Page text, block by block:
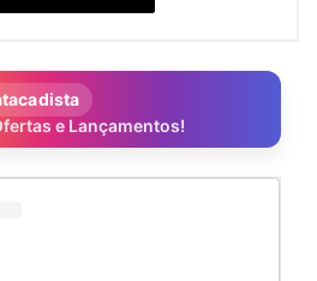
e Lançamentos!